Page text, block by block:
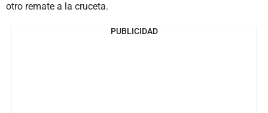
otro remate a la cruceta.
PUBLICIDAD